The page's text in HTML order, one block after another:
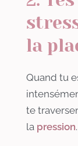
la
Quand tu
te
la pression.